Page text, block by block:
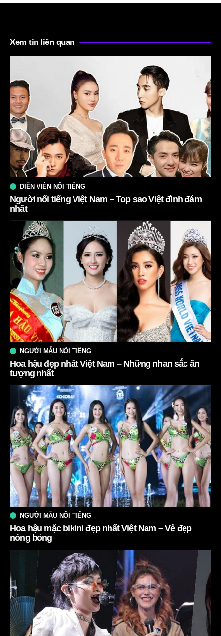
Xem tin liên quan
DIỄN VIÊN NỔI TIẾNG
Người nổi tiếng Việt Nam – Top sao Việt đình đám
nhất
NGƯỜI MẪU NỔI TIẾNG
Hoa hậu đẹp nhất Việt Nam – Những nhan sắc ấn
tượng nhất
NGƯỜI MẪU NỔI TIẾNG
Hoa hậu mặc bikini đẹp nhất Việt Nam – Vẻ đẹp
nóng bỏng